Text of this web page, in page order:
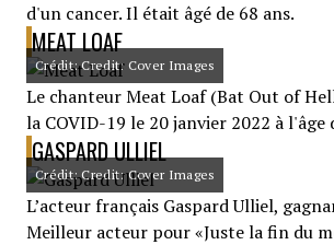
d'un cancer. Il était âgé de 68 ans.
MEAT LOAF
Crédit: Credit: Cover Images
Le chanteur Meat Loaf (Bat Out of
la COVID-19 le 20 janvier 2022 à l'âge
GASPARD ULLIEL
Crédit: Credit: Cover Images
L’acteur français Gaspard Ulliel,
Meilleur acteur pour «Juste la fin du